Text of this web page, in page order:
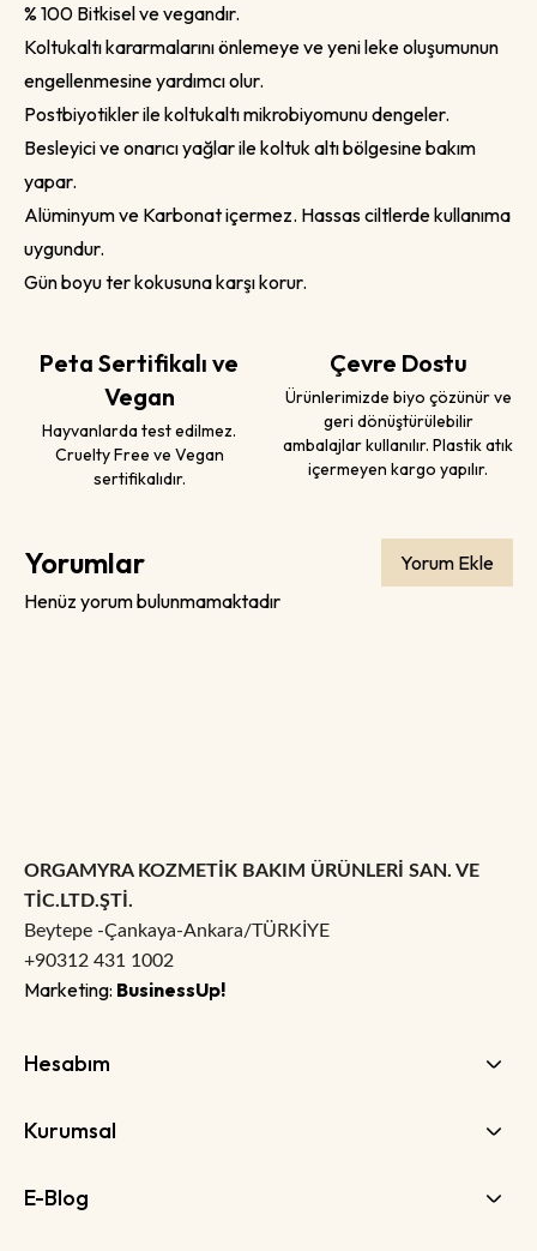
% 100 Bitkisel ve vegandır.
Koltukaltı kararmalarını önlemeye ve yeni leke oluşumunun
engellenmesine yardımcı olur.
Postbiyotikler ile koltukaltı mikrobiyomunu dengeler.
Besleyici ve onarıcı yağlar ile koltuk altı bölgesine bakım
yapar.
Alüminyum ve Karbonat içermez. Hassas ciltlerde kullanıma
uygundur.
Gün boyu ter kokusuna karşı korur.
Peta Sertifikalı ve
Vegan
Hayvanlarda test edilmez.
Cruelty Free ve Vegan
sertifikalıdır.
Çevre Dostu
Ürünlerimizde biyo çözünür ve
geri dönüştürülebilir
ambalajlar kullanılır. Plastik atık
içermeyen kargo yapılır.
Yorumlar
Yorum Ekle
Henüz yorum bulunmamaktadır
ORGAMYRA KOZMETİK BAKIM ÜRÜNLERİ SAN. VE
TİC.LTD.ŞTİ.
Beytepe -Çankaya-Ankara/TÜRKİYE
+90312 431 1002
Marketing: BusinessUp!
Hesabım
Kurumsal
E-Blog